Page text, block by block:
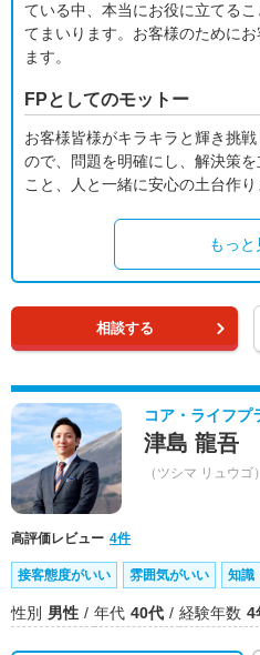
ている中、本当にお役に立てる
てまいります。お客様のために
ます。
FPとしてのモットー
お客様皆様がキラキラと輝き挑
ので、問題を明確にし、解決策を
こと、人と一緒に安心の土台作り
もっと
相談する
コア・ライフプ
津島 龍吾
（ツシマ リュウゴ）
高評価レビュー 4件
接客態度がいい 雰囲気がいい 知識
性別 男性 年代 40代 経験年数 4